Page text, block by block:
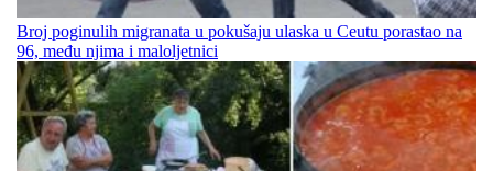
Broj poginulih migranata u pokušaju ulaska u Ceutu porastao na
96, među njima i maloljetnici